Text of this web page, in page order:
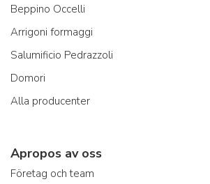
Beppino Occelli
Arrigoni formaggi
Salumificio Pedrazzoli
Domori
Alla producenter
Apropos av oss
Företag och team